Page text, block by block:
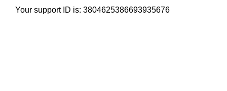
Your support ID is: 3804625386693935676